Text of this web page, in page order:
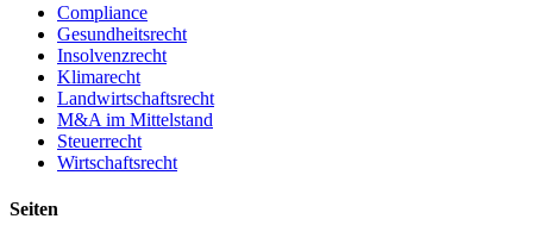
Compliance
Gesundheitsrecht
Insolvenzrecht
Klimarecht
Landwirtschaftsrecht
M&A im Mittelstand
Steuerrecht
Wirtschaftsrecht
Seiten